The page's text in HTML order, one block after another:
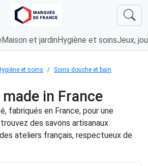
Maison et jardin Hygiène et soinsJeux,
et soins
Soins douche et bain
in France
fabriqués en France, pour une
des savons artisanaux
ateliers français, respectueux de